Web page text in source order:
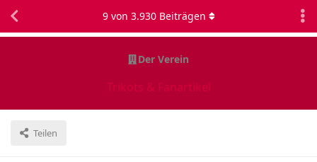
Der Verein
Trikots & Fanartikel
Teilen
9von 3.930Beiträgen